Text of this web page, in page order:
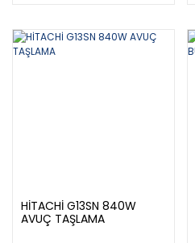
HİTACHİ G13SN 840W
AVUÇ TAŞLAMA